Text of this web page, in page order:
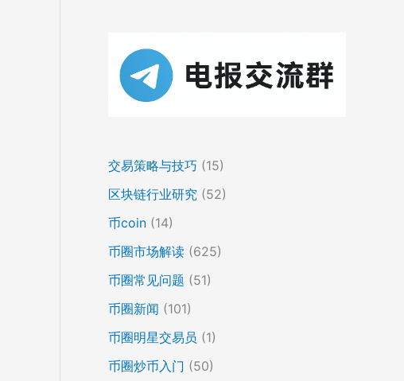
交易策略与技巧 (15)
区块链行业研究 (52)
币coin (14)
币圈市场解读 (625)
币圈常见问题 (51)
币圈新闻 (101)
币圈明星交易员 (1)
币圈炒币入门 (50)